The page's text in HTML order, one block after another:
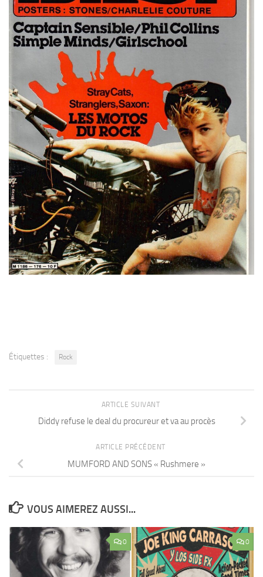
Étiquettes : Rock
ARTICLE SUIVANT
Diddy refuse le deal du procureur et va au procès
ARTICLE PRÉCÉDENT
MUMFORD AND SONS « Rushmere »
VOUS AIMEREZ AUSSI...
0 0